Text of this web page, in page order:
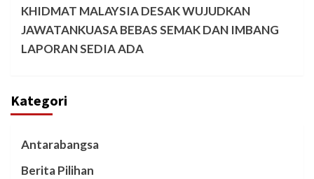
KHIDMAT MALAYSIA DESAK WUJUDKAN
JAWATANKUASA BEBAS SEMAK DAN IMBANG
LAPORAN SEDIA ADA
Kategori
Antarabangsa
Berita Pilihan